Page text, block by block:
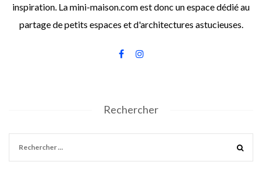
inspiration. La mini-maison.com est donc un espace dédié au
partage de petits espaces et d'architectures astucieuses.
Rechercher